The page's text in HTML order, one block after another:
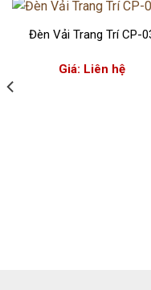
Đèn Vải Trang Trí CP-
Giá: Liên hệ